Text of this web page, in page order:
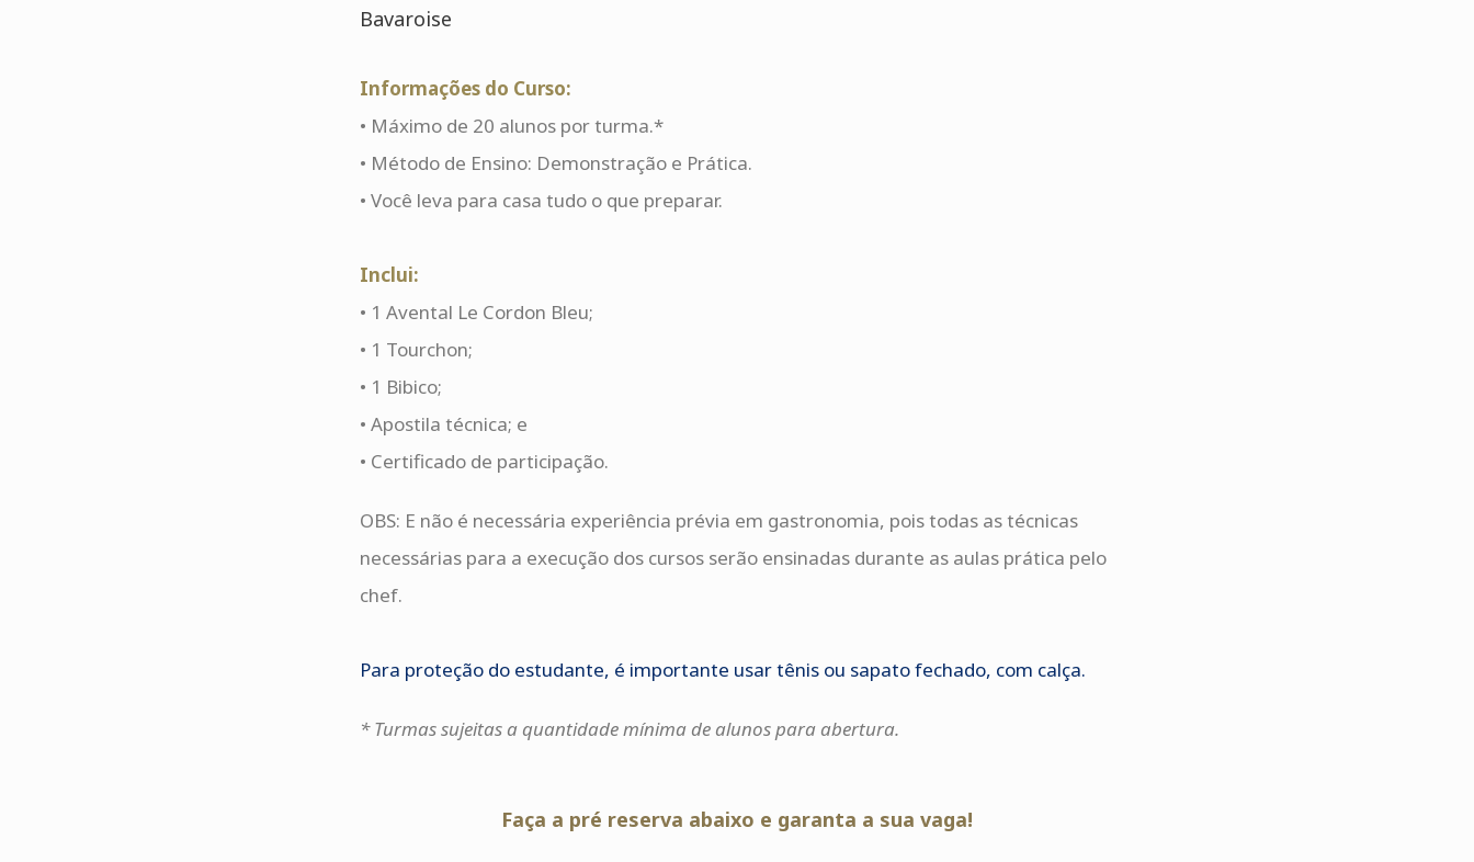
Bavaroise
Informações do Curso:
• Máximo de 20 alunos por turma.*
• Método de Ensino: Demonstração e Prática.
• Você leva para casa tudo o que preparar.
Inclui:
• 1 Avental Le Cordon Bleu;
• 1 Tourchon;
• 1 Bibico;
• Apostila técnica; e
• Certificado de participação.
OBS: E não é necessária experiência prévia em gastronomia, pois todas as técnicas
necessárias para a execução dos cursos serão ensinadas durante as aulas prática pelo
chef.
Para proteção do estudante, é importante usar tênis ou sapato fechado, com calça.
* Turmas sujeitas a quantidade mínima de alunos para abertura.
Faça a pré reserva abaixo e garanta a sua vaga!